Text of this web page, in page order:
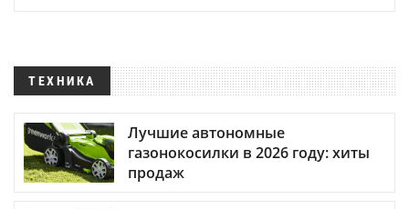
ТЕХНИКА
Лучшие автономные
газонокосилки в 2026 году: хиты
продаж